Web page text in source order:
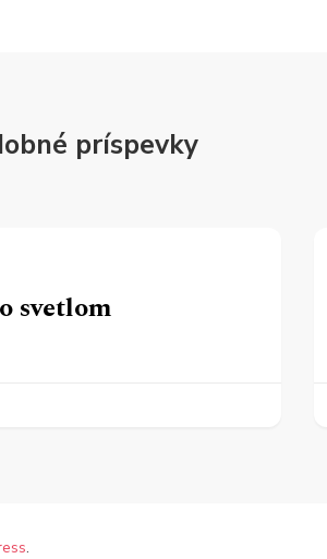
príspevky
svetlom
.